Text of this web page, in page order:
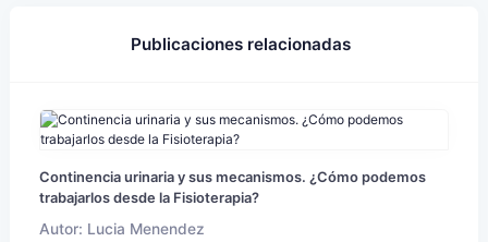
Publicaciones relacionadas
Continencia urinaria y sus mecanismos. ¿Cómo podemos
trabajarlos desde la Fisioterapia?
Autor: Lucia Menendez